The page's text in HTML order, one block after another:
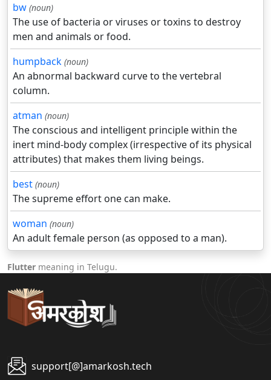
bw (noun)
The use of bacteria or viruses or toxins to destroy
men and animals or food.
humpback (noun)
An abnormal backward curve to the vertebral
column.
atman (noun)
The conscious and intelligent principle within the
inert mind-body complex (irrespective of its physical
attributes) that makes them living beings.
best (noun)
The supreme effort one can make.
woman (noun)
An adult female person (as opposed to a man).
Flutter meaning in Telugu.
support[@]amarkosh.tech